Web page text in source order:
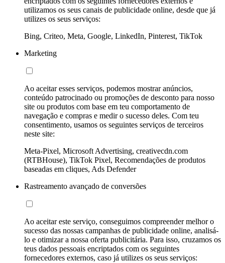
utilizamos os seus canais de publicidade online, desde que já
utilizes os seus serviços:
Bing, Criteo, Meta, Google, LinkedIn, Pinterest, TikTok
Marketing
Ao aceitar esses serviços, podemos mostrar anúncios,
conteúdo patrocinado ou promoções de desconto para nosso
site ou produtos com base em teu comportamento de
navegação e compras e medir o sucesso deles. Com teu
consentimento, usamos os seguintes serviços de terceiros
neste site:
Meta-Pixel, Microsoft Advertising, creativecdn.com
(RTBHouse), TikTok Pixel, Recomendações de produtos
baseadas em cliques, Ads Defender
Rastreamento avançado de conversões
Ao aceitar este serviço, conseguimos compreender melhor o
sucesso das nossas campanhas de publicidade online, analisá-
lo e otimizar a nossa oferta publicitária. Para isso, cruzamos os
teus dados pessoais encriptados com os seguintes
fornecedores externos, caso já utilizes os seus serviços: